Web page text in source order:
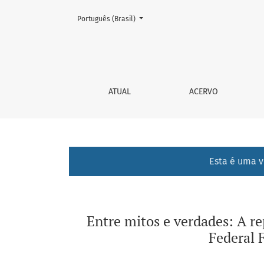
Entre mitos e verdades: A representação
ATUAL ACERVO
Mudar o idioma. O atual é:
Português (Brasil)
Esta é uma
Entre mitos e verdades: A
Federal